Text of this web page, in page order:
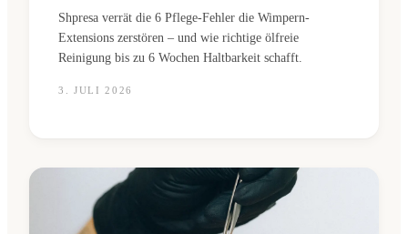
Shpresa verrät die 6 Pflege-Fehler die Wimpern-
Extensions zerstören – und wie richtige ölfreie
Reinigung bis zu 6 Wochen Haltbarkeit schafft.
3. JULI 2026